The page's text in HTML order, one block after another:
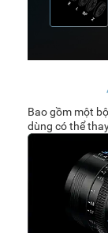
Bao gồm một
dùng có thể